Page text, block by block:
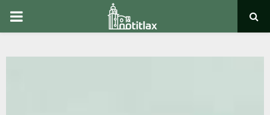
PRIMARY